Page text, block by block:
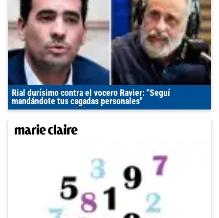
Rial durísimo contra el vocero Ravier: "Seguí
mandándote tus cagadas personales"